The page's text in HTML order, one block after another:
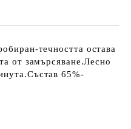
течността остава
от замърсяване.Лесно
65%-